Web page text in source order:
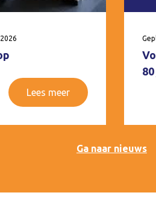
Lees meer
Ga naar nieuws